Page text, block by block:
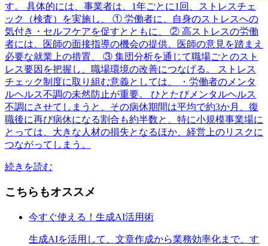
す。 具体的には、事業者は、1年ごとに1回、ストレスチェ
ック（検査）を実施し、 ① 労働者に、自身のストレスへの
気付き・セルフケアを促すとともに、 ② 高ストレスの労働
者には、医師の面接指導の機会の提供、医師の意見を踏まえ
必要な就業上の措置、 ③ 集団分析を通じて職場ごとのスト
レス要因を把握し、職場環境の改善につなげる。 ストレス
チェック制度に取り組む意義としては、 ・労働者のメンタ
ルヘルス不調の未然防止が重要。 ひとたびメンタルヘルス
不調にさせてしまうと、その病休期間は平均で約3か月、復
職後に再び病休になる割合も約半数と、特に小規模事業場に
とっては、大きな人材の損失となるほか、経営上のリスクに
つながってしまう。
続きを読む
こちらもオススメ
今すぐ使える！生成AI活用術
生成AIを活用して、文章作成から業務効率化まで、す